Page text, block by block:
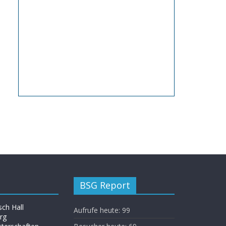
Hall
BSG Report
Aufrufe heute: 99